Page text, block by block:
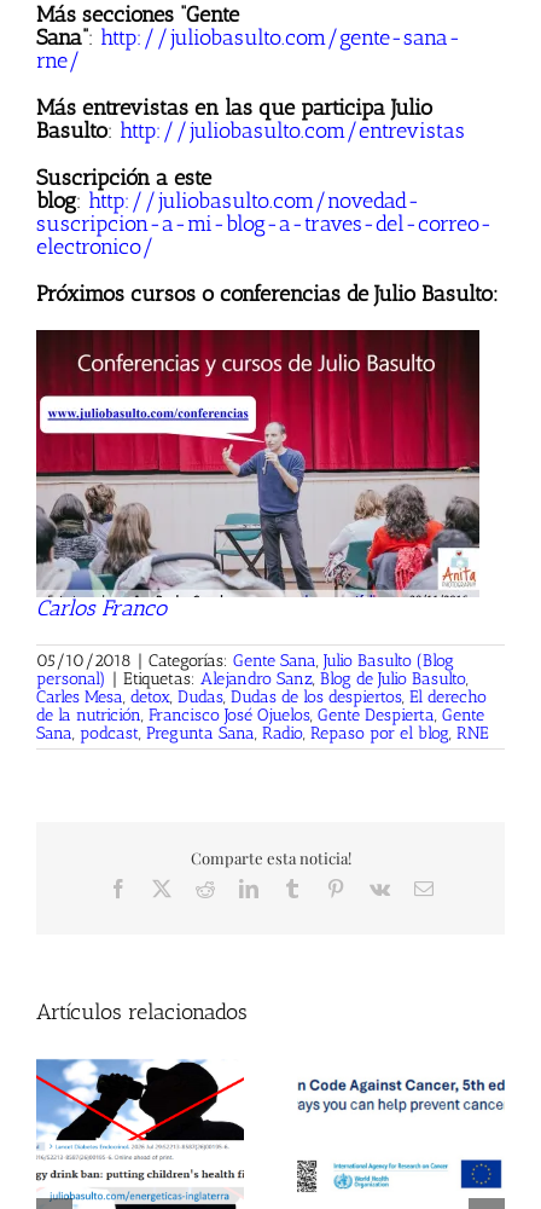
Más secciones “Gente
Sana”: http://juliobasulto.com/gente-sana-
rne/
Más entrevistas en las que participa Julio
Basulto: http://juliobasulto.com/entrevistas
Suscripción a este
blog: http://juliobasulto.com/novedad-
suscripcion-a-mi-blog-a-traves-del-correo-
electronico/
Próximos cursos o conferencias de Julio Basulto:
Carlos Franco
05/10/2018 | Categorías: Gente Sana, Julio Basulto (Blog
personal) | Etiquetas: Alejandro Sanz, Blog de Julio Basulto,
Carles Mesa, detox, Dudas, Dudas de los despiertos, El derecho
de la nutrición, Francisco José Ojuelos, Gente Despierta, Gente
Sana, podcast, Pregunta Sana, Radio, Repaso por el blog, RNE
Comparte esta noticia!
Facebook RedditLinkedInTumblr Pinterest
Vk
Correo
Artículos relacionados